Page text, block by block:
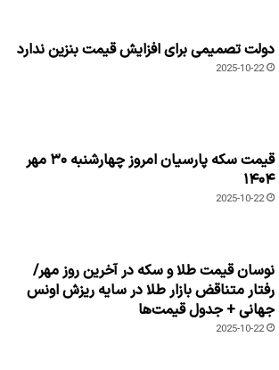
دولت تصمیمی برای افزایش قیمت بنزین ندارد
2025-10-22
قیمت سکه پارسیان امروز چهارشنبه ۳۰ مهر
۱۴۰۴
2025-10-22
نوسان قیمت طلا و سکه در آخرین روز مهر/
رفتار متناقض بازار طلا در سایه ریزش اونس
جهانی + جدول قیمت‌ها
2025-10-22